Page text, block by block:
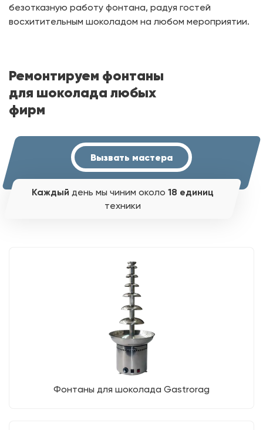
безотказную работу фонтана, радуя гостей
восхитительным шоколадом на любом мероприятии.
Ремонтируем фонтаны
для шоколада любых
фирм
Вызвать мастера
Каждый день мы чиним около 18 единиц
техники
Фонтаны для шоколада Gastrorag